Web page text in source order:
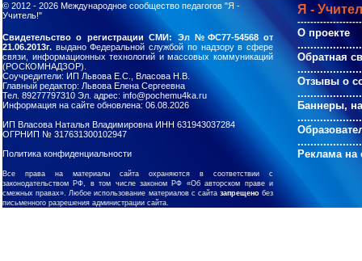
© 2012 - 2026 Международное сообщество педагогов "Я -
Учитель!"
Я -
О проекте
Обратная
Отзывы о
Баннеры,
Реклама на
Свидетельство о регистрации СМИ: Эл №ФС77-54568 от
21.06.2013г. выдано Федеральной службой по надзору в сфере
связи, информационных технологий и массовых коммуникаций
(РОСКОМНАДЗОР).
Соучредители: ИП Львова Е.С., Власова Н.В.
Главный редактор: Львова Елена Сергеевна
Тел. 89277797310 Эл. адрес: info@pochemu4ka.ru
Информация на сайте обновлена: 06.08.2026
ИП Власова Наталья Владимировна ИНН 631943037284
ОГРНИП № 317631300102947
Политика конфиденциальности
Все права на материалы сайта охраняются в соответствии с
законодательством РФ, в том числе законом РФ «Об авторском праве и
смежных правах». Любое использование материалов с сайта запрещенобез
письменного разрешения администрации сайта.